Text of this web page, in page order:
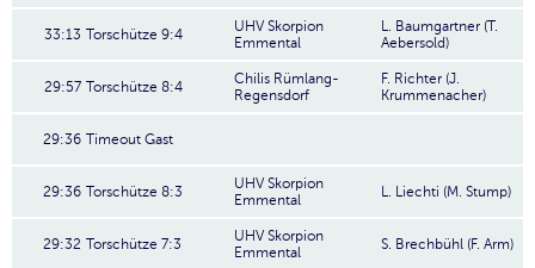
33:13 Torschütze 9:4
UHV Skorpion
Emmental
L. Baumgartner (T.
Aebersold)
29:57 Torschütze 8:4
Chilis Rümlang-
Regensdorf
F. Richter (J.
Krummenacher)
29:36 Timeout Gast
29:36 Torschütze 8:3
UHV Skorpion
Emmental
L. Liechti (M. Stump)
29:32 Torschütze 7:3
UHV Skorpion
Emmental
S. Brechbühl (F. Arm)